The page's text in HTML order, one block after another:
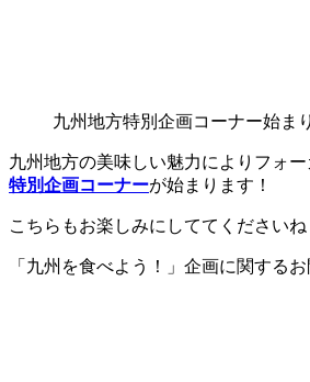
九州地方特別企画コーナー始ま
九州地方の美味しい魅力によりフォー
特別企画コーナーが始まります！
こちらもお楽しみにしててくださいね
「九州を食べよう！」企画に関する